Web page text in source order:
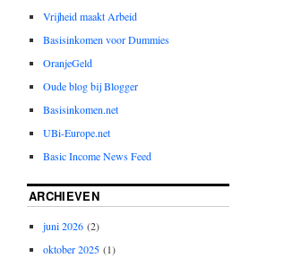
Vrijheid maakt Arbeid
Basisinkomen voor Dummies
OranjeGeld
Oude blog bij Blogger
Basisinkomen.net
UBi-Europe.net
Basic Income News Feed
ARCHIEVEN
juni 2026 (2)
oktober 2025 (1)